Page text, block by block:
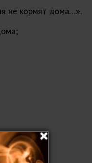
не кормят дома…».